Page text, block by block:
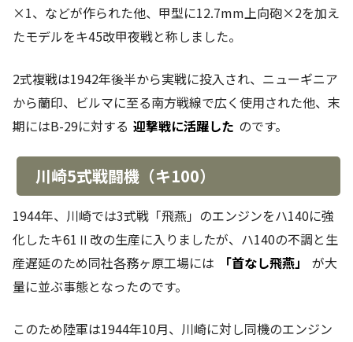
×1、などが作られた他、甲型に12.7mm上向砲×2を加え
たモデルをキ45改甲夜戦と称しました。
2式複戦は1942年後半から実戦に投入され、ニューギニア
から蘭印、ビルマに至る南方戦線で広く使用された他、末
期にはB-29に対する 迎撃戦に活躍した のです。
川崎5式戦闘機（キ100）
1944年、川崎では3式戦「飛燕」のエンジンをハ140に強
化したキ61Ⅱ改の生産に入りましたが、ハ140の不調と生
産遅延のため同社各務ヶ原工場には
「首なし飛燕」
が大
量に並ぶ事態となったのです。
このため陸軍は1944年10月、川崎に対し同機のエンジン